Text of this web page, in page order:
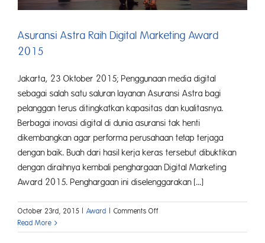
Asuransi Astra Raih Digital Marketing Award
2015
Jakarta, 23 Oktober 2015; Penggunaan media digital
sebagai salah satu saluran layanan Asuransi Astra bagi
pelanggan terus ditingkatkan kapasitas dan kualitasnya.
Berbagai inovasi digital di dunia asuransi tak henti
dikembangkan agar performa perusahaan tetap terjaga
dengan baik. Buah dari hasil kerja keras tersebut dibuktikan
dengan diraihnya kembali penghargaan Digital Marketing
Award 2015. Penghargaan ini diselenggarakan [...]
October 23rd, 2015 | Award | Comments Offon
Astra
Read More